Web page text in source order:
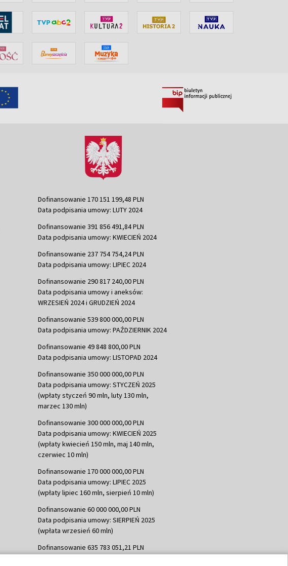
Dofinansowanie 170 151 199,48 PLN
Data podpisania umowy: LUTY 2024
Dofinansowanie 391 856 491,84 PLN
Data podpisania umowy: KWIECIEŃ 2024
Dofinansowanie 237 754 754,24 PLN
Data podpisania umowy: LIPIEC 2024
Dofinansowanie 290 817 240,00 PLN
Data podpisania umowy i aneksów:
WRZESIEŃ 2024 i GRUDZIEŃ 2024
Dofinansowanie 539 800 000,00 PLN
Data podpisania umowy: PAŹDZIERNIK 2024
Dofinansowanie 49 848 800,00 PLN
Data podpisania umowy: LISTOPAD 2024
Dofinansowanie 350 000 000,00 PLN
Data podpisania umowy: STYCZEŃ 2025
(wpłaty styczeń 90 mln, luty 130 mln,
marzec 130 mln)
Dofinansowanie 300 000 000,00 PLN
Data podpisania umowy: KWIECIEŃ 2025
(wpłaty kwiecień 150 mln, maj 140 mln,
czerwiec 10 mln)
Dofinansowanie 170 000 000,00 PLN
Data podpisania umowy: LIPIEC 2025
(wpłaty lipiec 160 mln, sierpień 10 mln)
Dofinansowanie 60 000 000,00 PLN
Data podpisania umowy: SIERPIEŃ 2025
(wpłata wrzesień 60 mln)
Dofinansowanie 635 783 051,21 PLN